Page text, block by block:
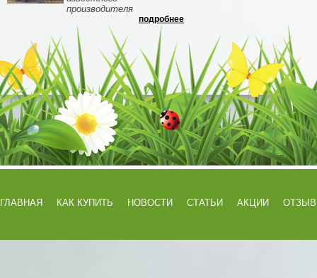
производителя
подробнее
ГЛАВНАЯ КАК КУПИТЬ НОВОСТИ СТАТЬИ АКЦИИ